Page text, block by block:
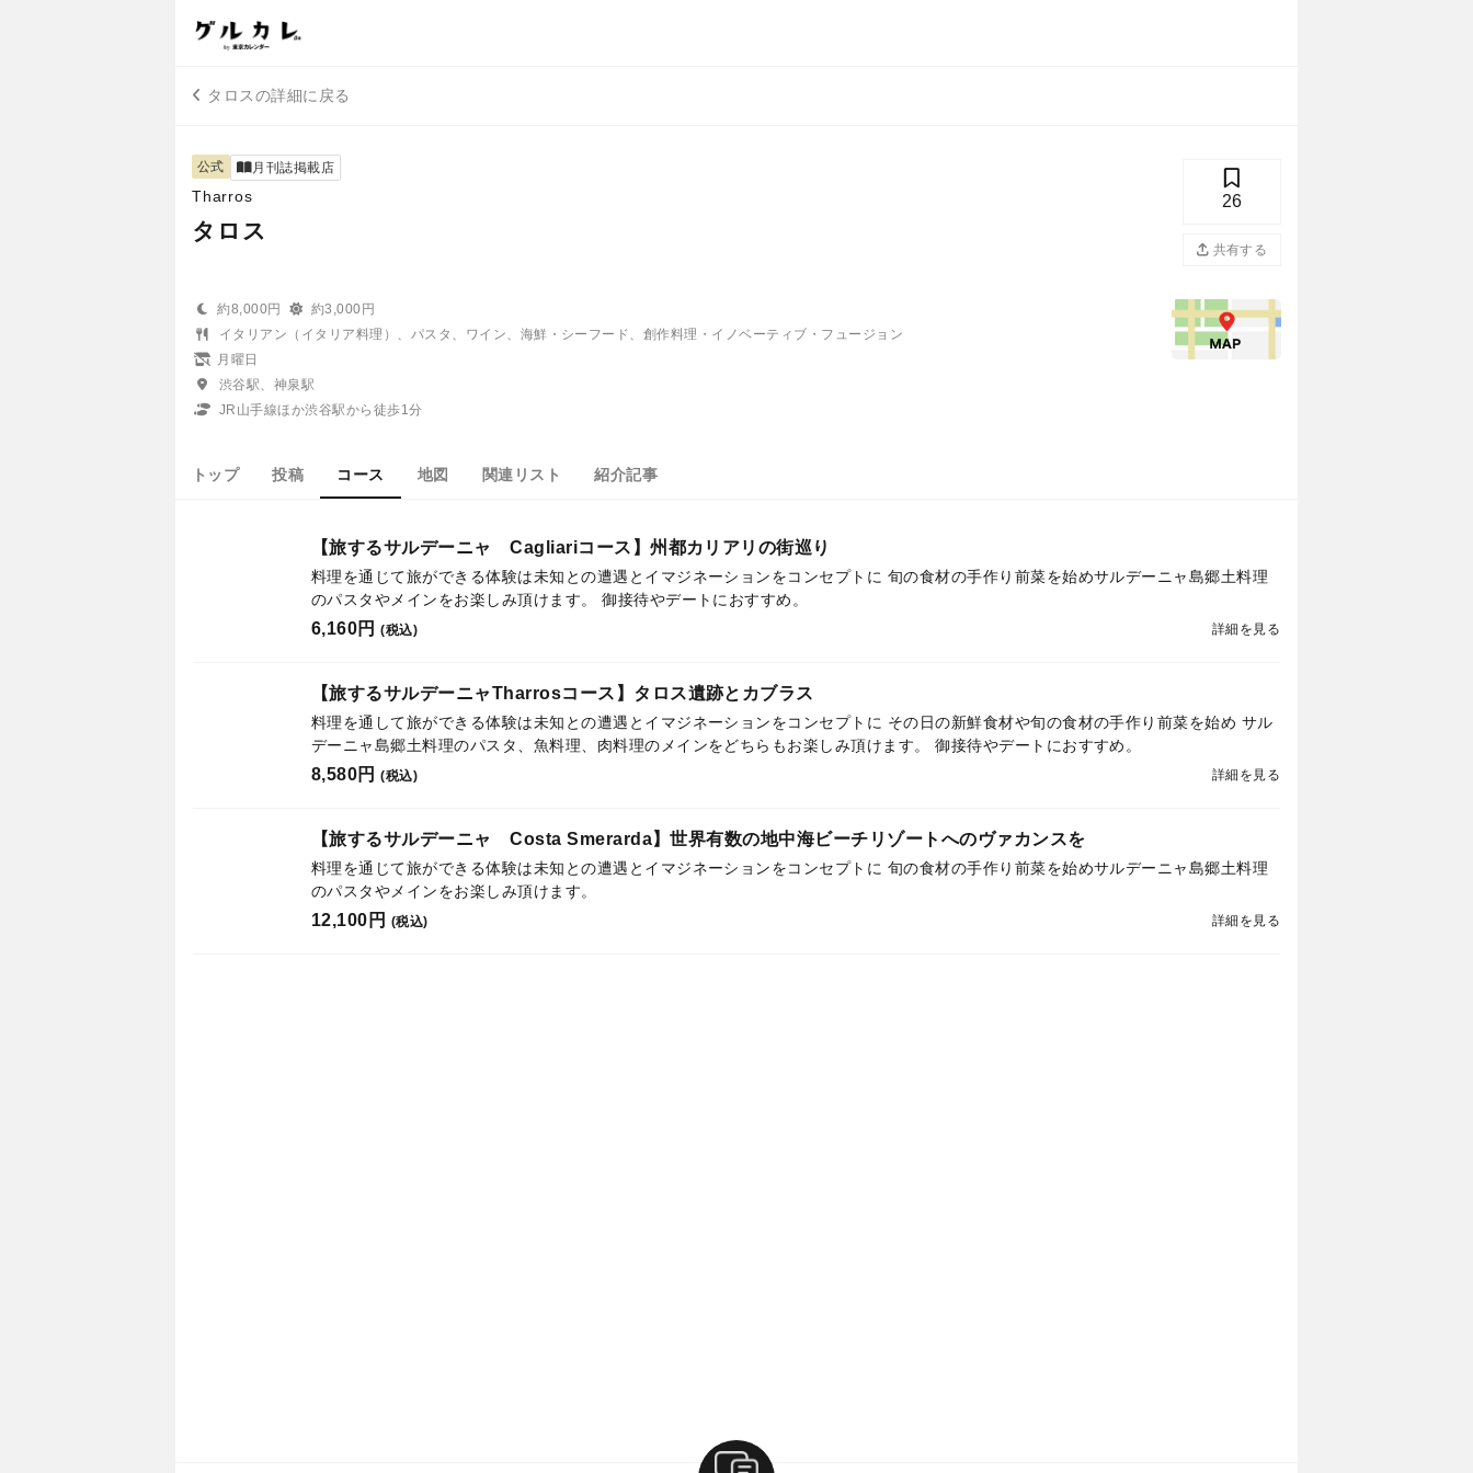
タロスの詳細に戻る
公式 月刊誌掲載店
Tharros
タロス
26
共有する
約8,000円
約3,000円
イタリアン（イタリア料理）、パスタ、ワイン、海鮮・シーフード、創作料理・イノベーティブ・フュージョン
月曜日
渋谷駅、神泉駅
JR山手線ほか渋谷駅から徒歩1分
トップ 投稿 コース 地図 関連リスト 紹介記事
【旅するサルデーニャ Cagliariコース】州都カリアリの街巡り
料理を通じて旅ができる体験は未知との遭遇とイマジネーションをコンセプトに 旬の食材の手作り前菜を始めサルデーニャ島郷土料理
のパスタやメインをお楽しみ頂けます。 御接待やデートにおすすめ。
6,160円 (税込) 詳細を見る
【旅するサルデーニャTharrosコース】タロス遺跡とカブラス
料理を通して旅ができる体験は未知との遭遇とイマジネーションをコンセプトに その日の新鮮食材や旬の食材の手作り前菜を始め サル
デーニャ島郷土料理のパスタ、魚料理、肉料理のメインをどちらもお楽しみ頂けます。 御接待やデートにおすすめ。
8,580円 (税込) 詳細を見る
【旅するサルデーニャ Costa Smerarda】世界有数の地中海ビーチリゾートへのヴァカンスを
料理を通じて旅ができる体験は未知との遭遇とイマジネーションをコンセプトに 旬の食材の手作り前菜を始めサルデーニャ島郷土料理
のパスタやメインをお楽しみ頂けます。
12,100円 (税込) 詳細を見る